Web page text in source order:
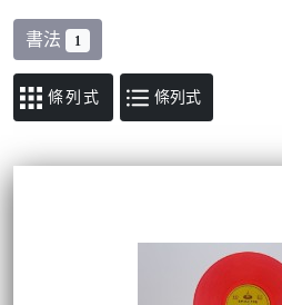
書法 1
條列式